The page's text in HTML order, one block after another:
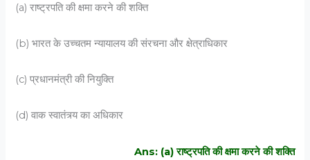
(a) राष्ट्रपति की क्षमा करने की शक्ति
(b) भारत के उच्चतम न्यायालय की संरचना और क्षेत्राधिकार
(c) प्रधानमंत्री की नियुक्ति
(d) वाक स्वातंत्र्य का अधिकार
Ans: (a) राष्ट्रपति की क्षमा करने की शक्ति